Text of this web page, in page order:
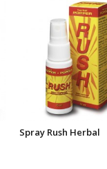
Spray Rush Herbal